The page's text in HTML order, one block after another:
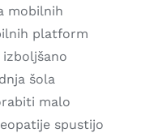
mobilnih
platform
šola
malo
spustijo